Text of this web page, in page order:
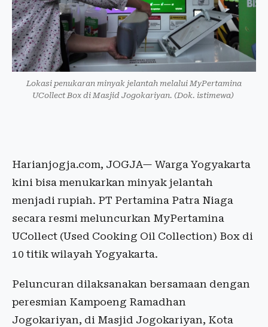
Lokasi penukaran minyak jelantah melalui MyPertamina
UCollect Box di Masjid Jogokariyan. (Dok. istimewa)
Harianjogja.com, JOGJA— Warga Yogyakarta
kini bisa menukarkan minyak jelantah
menjadi rupiah. PT Pertamina Patra Niaga
secara resmi meluncurkan MyPertamina
UCollect (Used Cooking Oil Collection) Box di
10 titik wilayah Yogyakarta.
Peluncuran dilaksanakan bersamaan dengan
peresmian Kampoeng Ramadhan
Jogokariyan, di Masjid Jogokariyan, Kota